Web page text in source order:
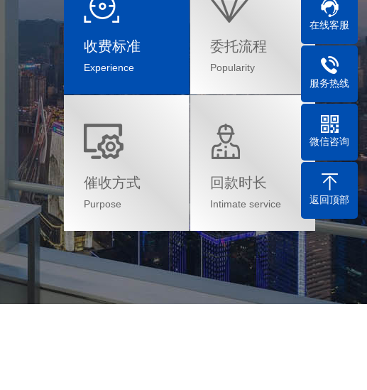
收费标准
Experience
委托流程
Popularity
催收方式
Purpose
回款时长
Intimate service
在线客服
服务热线
微信咨询
返回顶部